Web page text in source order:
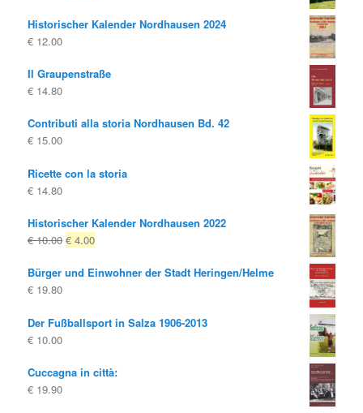
originaleattuale
Historischer Kalender Nordhausen 2024
€ 12.00
Il Graupenstraße
€ 14.80
Contributi alla storia Nordhausen Bd. 42
€ 15.00
Ricette con la storia
€ 14.80
Historischer Kalender Nordhausen 2022
€10.00 Il
originale
€ 4.00Il
attuale
Bürger und Einwohner der Stadt Heringen/Helme
€ 19.80
Der Fußballsport in Salza 1906-2013
€ 10.00
Cuccagna in città:
€ 19.90